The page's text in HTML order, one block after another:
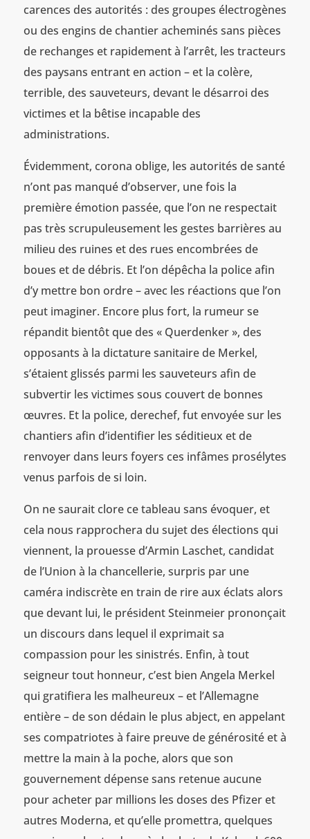
carences des autorités : des groupes électrogènes
ou des engins de chantier acheminés sans pièces
de rechanges et rapidement à l’arrêt, les tracteurs
des paysans entrant en action – et la colère,
terrible, des sauveteurs, devant le désarroi des
victimes et la bêtise incapable des
administrations.
Évidemment, corona oblige, les autorités de santé
n’ont pas manqué d’observer, une fois la
première émotion passée, que l’on ne respectait
pas très scrupuleusement les gestes barrières au
milieu des ruines et des rues encombrées de
boues et de débris. Et l’on dépêcha la police afin
d’y mettre bon ordre – avec les réactions que l’on
peut imaginer. Encore plus fort, la rumeur se
répandit bientôt que des « Querdenker », des
opposants à la dictature sanitaire de Merkel,
s’étaient glissés parmi les sauveteurs afin de
subvertir les victimes sous couvert de bonnes
œuvres. Et la police, derechef, fut envoyée sur les
chantiers afin d’identifier les séditieux et de
renvoyer dans leurs foyers ces infâmes prosélytes
venus parfois de si loin.
On ne saurait clore ce tableau sans évoquer, et
cela nous rapprochera du sujet des élections qui
viennent, la prouesse d’Armin Laschet, candidat
de l’Union à la chancellerie, surpris par une
caméra indiscrète en train de rire aux éclats alors
que devant lui, le président Steinmeier prononçait
un discours dans lequel il exprimait sa
compassion pour les sinistrés. Enfin, à tout
seigneur tout honneur, c’est bien Angela Merkel
qui gratifiera les malheureux – et l’Allemagne
entière – de son dédain le plus abject, en appelant
ses compatriotes à faire preuve de générosité et à
mettre la main à la poche, alors que son
gouvernement dépense sans retenue aucune
pour acheter par millions les doses des Pfizer et
autres Moderna, et qu’elle promettra, quelques